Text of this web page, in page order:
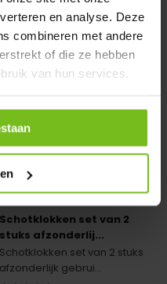
en analyse. Deze
combineren met andere
of die ze hebben
van hun services.
Vergelijk
€ 1.399,-
Schotklokken set van 2
stuks afzonderlij...
Schotklokken set van 2 stuks
afzonderlijk gebrui...